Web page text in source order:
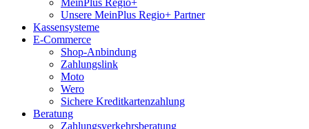
MeinPlus Regio+
Unsere MeinPlus Regio+ Partner
Kassensysteme
E-Commerce
Shop-Anbindung
Zahlungslink
Moto
Wero
Sichere Kreditkartenzahlung
Beratung
Zahlungsverkehrsberatung